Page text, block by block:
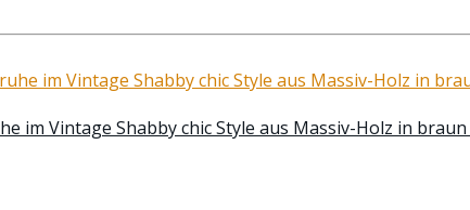
im Vintage Shabby chic Style aus Massiv-Holz in